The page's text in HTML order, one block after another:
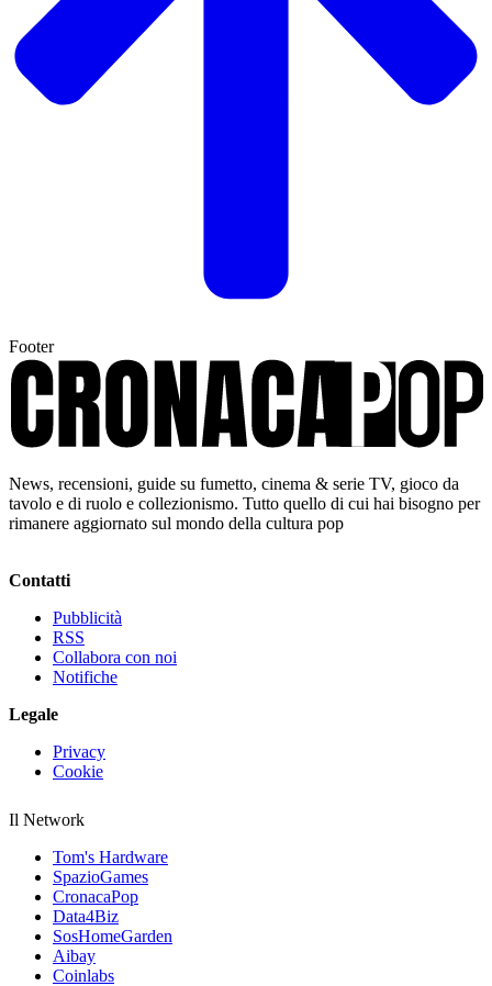
Footer
News, recensioni, guide su fumetto, cinema & serie TV, gioco da
tavolo e di ruolo e collezionismo. Tutto quello di cui hai bisogno per
rimanere aggiornato sul mondo della cultura pop
Contatti
Pubblicità
RSS
Collabora con noi
Notifiche
Legale
Privacy
Cookie
Il Network
Tom's Hardware
SpazioGames
CronacaPop
Data4Biz
SosHomeGarden
Aibay
Coinlabs